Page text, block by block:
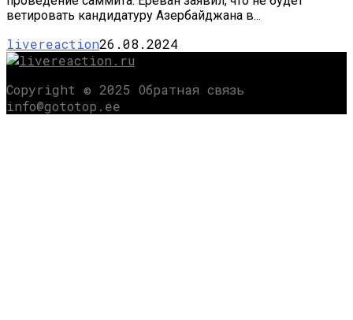
ветировать кандидатуру Азербайджана в...
livereaction26.08.2024
Copyright © 2025 Обратная связь
info@gototop.ee